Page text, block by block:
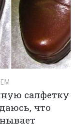
салфетку
что